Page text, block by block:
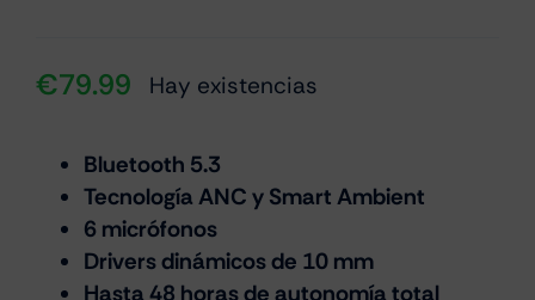
€79.99 Hay existencias
Bluetooth 5.3
Tecnología ANC y Smart Ambient
6 micrófonos
Drivers dinámicos de 10 mm
Hasta 48 horas de autonomía total